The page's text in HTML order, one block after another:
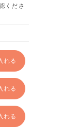
くださ
れる
れる
れる